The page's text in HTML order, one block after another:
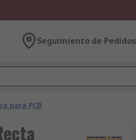
Seguimiento de Pedidos
para PCB